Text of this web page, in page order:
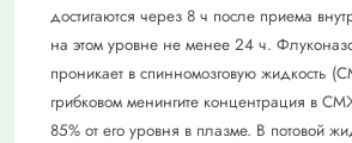
достигаются через 8 ч после приема
на этом уровне не менее 24 ч.
проникает в спинно­мозговую жидкость
грибковом менингите концентрация в
85% от его уровня в плазме. В потовой